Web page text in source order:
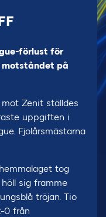
förlust för
motståndet på
Zenit ställdes
uppgiften i
Fjolårsmästarna
tog
sig framme
tröjan. Tio
0 från